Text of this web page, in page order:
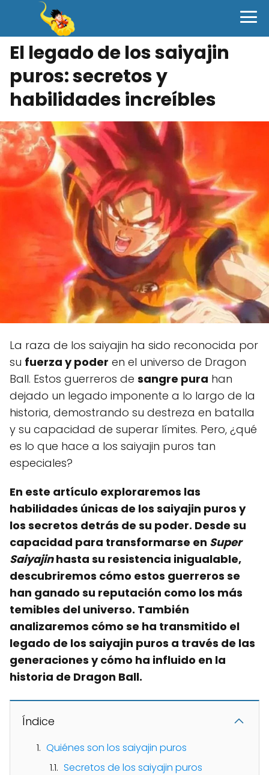
El legado de los saiyajin
puros: secretos y
habilidades increíbles
La raza de los saiyajin ha sido reconocida por
su fuerza y poder en el universo de Dragon
Ball. Estos guerreros de sangre pura han
dejado un legado imponente a lo largo de la
historia, demostrando su destreza en batalla
y su capacidad de superar límites. Pero, ¿qué
es lo que hace a los saiyajin puros tan
especiales?
En este artículo exploraremos las
habilidades únicas de los saiyajin puros y
los secretos detrás de su poder. Desde su
capacidad para transformarse en Super
Saiyajinhasta su resistencia inigualable,
descubriremos cómo estos guerreros se
han ganado su reputación como los más
temibles del universo. También
analizaremos cómo se ha transmitido el
legado de los saiyajin puros a través de las
generaciones y cómo ha influido en la
historia de Dragon Ball.
Índice
Quiénes son los saiyajin puros
Secretos de los saiyajin puros